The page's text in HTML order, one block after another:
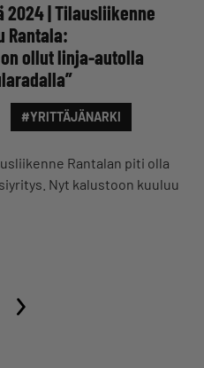
2024 | Tilausliikenne
Rantala:
ollut linja-autolla
#YRITTÄJÄNARKI
Rantalan piti olla
Nyt kalustoon kuuluu